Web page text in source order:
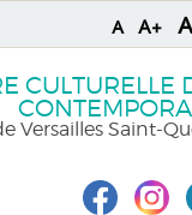
A A+
CULTURELLE
Versailles Saint-